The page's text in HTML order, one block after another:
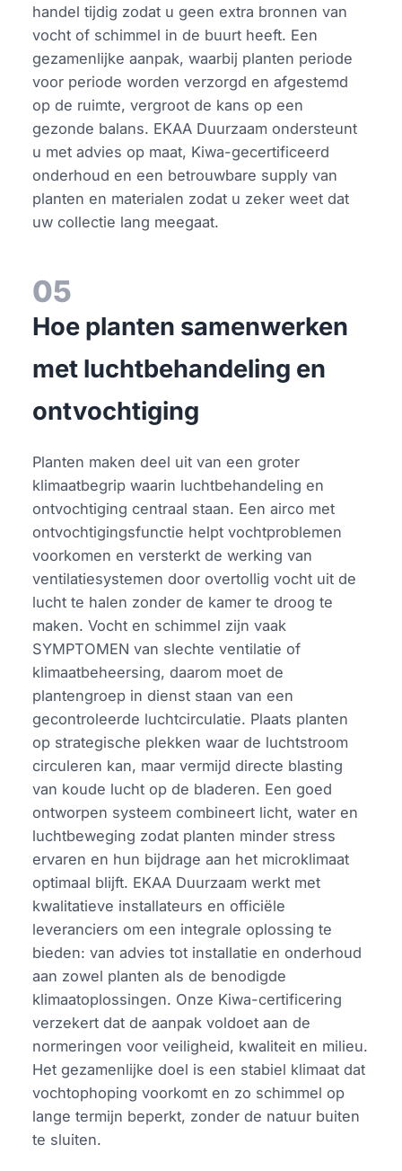
handel tijdig zodat u geen extra bronnen van
vocht of schimmel in de buurt heeft. Een
gezamenlijke aanpak, waarbij planten periode
voor periode worden verzorgd en afgestemd
op de ruimte, vergroot de kans op een
gezonde balans. EKAA Duurzaam ondersteunt
u met advies op maat, Kiwa-gecertificeerd
onderhoud en een betrouwbare supply van
planten en materialen zodat u zeker weet dat
uw collectie lang meegaat.
05
Hoe planten samenwerken
met luchtbehandeling en
ontvochtiging
Planten maken deel uit van een groter
klimaatbegrip waarin luchtbehandeling en
ontvochtiging centraal staan. Een airco met
ontvochtigingsfunctie helpt vochtproblemen
voorkomen en versterkt de werking van
ventilatiesystemen door overtollig vocht uit de
lucht te halen zonder de kamer te droog te
maken. Vocht en schimmel zijn vaak
SYMPTOMEN van slechte ventilatie of
klimaatbeheersing, daarom moet de
plantengroep in dienst staan van een
gecontroleerde luchtcirculatie. Plaats planten
op strategische plekken waar de luchtstroom
circuleren kan, maar vermijd directe blasting
van koude lucht op de bladeren. Een goed
ontworpen systeem combineert licht, water en
luchtbeweging zodat planten minder stress
ervaren en hun bijdrage aan het microklimaat
optimaal blijft. EKAA Duurzaam werkt met
kwalitatieve installateurs en officiële
leveranciers om een integrale oplossing te
bieden: van advies tot installatie en onderhoud
aan zowel planten als de benodigde
klimaatoplossingen. Onze Kiwa-certificering
verzekert dat de aanpak voldoet aan de
normeringen voor veiligheid, kwaliteit en milieu.
Het gezamenlijke doel is een stabiel klimaat dat
vochtophoping voorkomt en zo schimmel op
lange termijn beperkt, zonder de natuur buiten
te sluiten.